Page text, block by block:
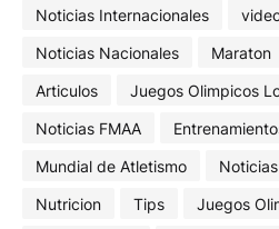
Noticias Internacionales
Noticias Nacionales
Maraton
Articulos
Juegos Olimpicos
Noticias FMAA
Mundial de Atletismo
Nutricion
Tips Juegos